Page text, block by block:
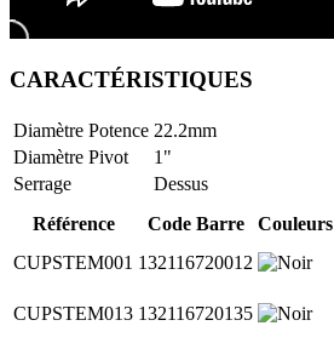
CARACTÉRISTIQUES
Diamètre Potence 22.2mm
Diamètre Pivot
1"
Serrage
Dessus
Référence
Code Barre Couleurs
CUPSTEM001 132116720012
CUPSTEM013 132116720135